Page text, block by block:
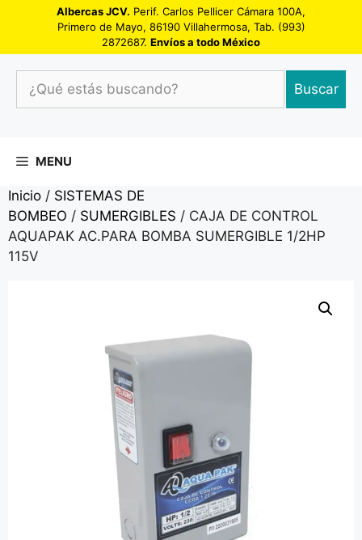
Albercas JCV. Perif. Carlos Pellicer Cámara 100A,
Primero de Mayo, 86190 Villahermosa, Tab. (993)
2872687. Envíos a todo México
¿Qué
estás
Buscar
MENU
Inicio / SISTEMAS DE
BOMBEO / SUMERGIBLES / CAJA DE CONTROL
AQUAPAK AC.PARA BOMBA SUMERGIBLE 1/2HP
115V